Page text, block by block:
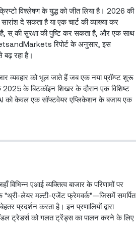
विश्लेषण के युद्ध को जीत लिया है। 2026 की
दे सकता है या एक चार्ट की व्याख्या कर
स् की सुरक्षा की पुष्टि कर सकता है, और एक साथ
रिपोर्ट के अनुसार, इस
बढ़ रहा है।
व्यवहार को भूल जाते हैं जब एक नया प्रॉम्प्ट शुरू
2025 के बिटकॉइन शिखर के दौरान एक विशिष्ट
को केवल एक सॉफ्टवेयर एप्लिकेशन के बजाय एक
एआई व्यक्तित्व बाजार के परिणामों पर
"थ्री-लेयर मल्टी-एजेंट फ्रेमवर्क"—जिसमें समर्पित
करता है। इन प्रणालियों द्वारा
ट्रेडर्स को गलत ट्रेंड्स का पालन करने के लिए